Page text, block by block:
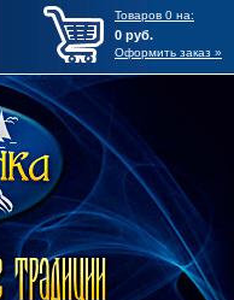
Товаров 0 на:
0 руб.
Оформить заказ »